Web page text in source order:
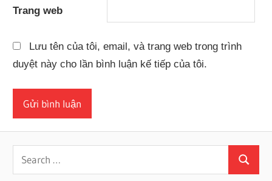
Trang web
Lưu tên của tôi, email, và trang web trong trình
duyệt này cho lần bình luận kế tiếp của tôi.
Search
for:
Search